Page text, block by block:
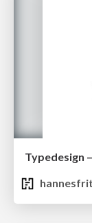
Typedesign